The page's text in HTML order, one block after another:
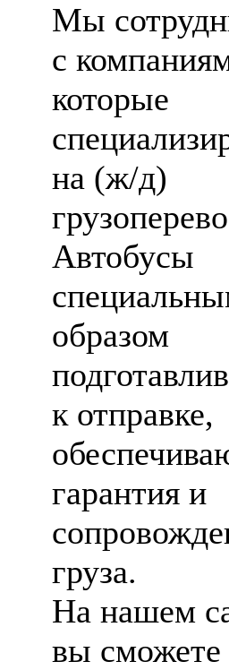
Мы
с
которые
на (ж/д)
Автобусы
образом
к отправке,
гарантия и
груза.
На нашем
вы сможете